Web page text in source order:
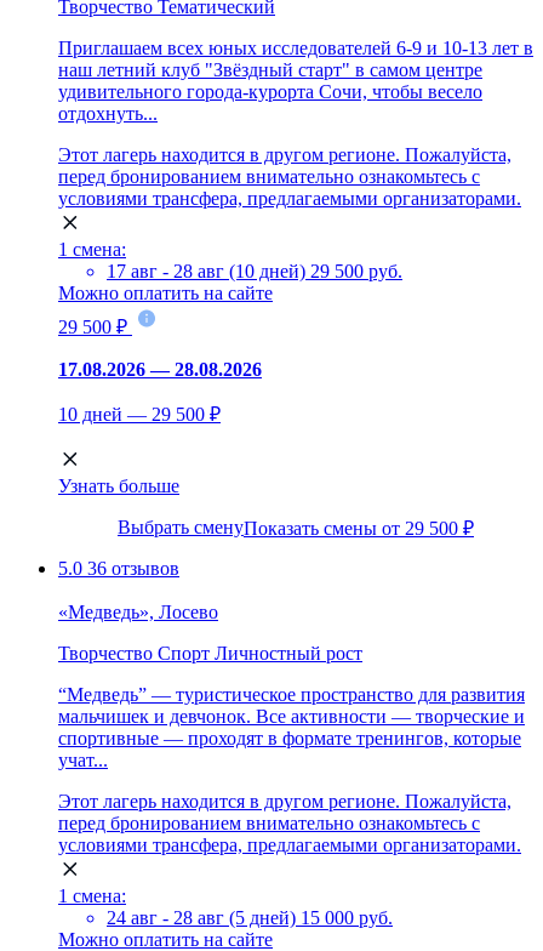
Творчество Тематический
Приглашаем всех юных исследователей 6-9 и 10-13 лет в
наш летний клуб "Звёздный старт" в самом центре
удивительного города-курорта Сочи, чтобы весело
отдохнуть...
Этот лагерь находится в другом регионе. Пожалуйста,
перед бронированием внимательно ознакомьтесь с
условиями трансфера, предлагаемыми организаторами.
1 смена:
17 авг - 28 авг (10 дней) 29 500 руб.
Можно оплатить на сайте
29 500 ₽
17.08.2026 — 28.08.2026
10 дней — 29 500 ₽
Узнать больше
Выбрать сменуПоказать смены от 29 500 ₽
5.0 36 отзывов
«Медведь», Лосево
Творчество Спорт Личностный рост
“Медведь” — туристическое пространство для развития
мальчишек и девчонок. Все активности — творческие и
спортивные — проходят в формате тренингов, которые
учат...
Этот лагерь находится в другом регионе. Пожалуйста,
перед бронированием внимательно ознакомьтесь с
условиями трансфера, предлагаемыми организаторами.
1 смена:
24 авг - 28 авг (5 дней) 15 000 руб.
Можно оплатить на сайте